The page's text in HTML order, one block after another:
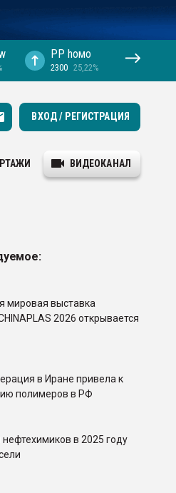
PP hомо
2300 25,22%
ВХОД / РЕГИСТРАЦИЯ
ВИДЕОКАНАЛ
мировая выставка
2026 открывается
в Иране привела к
полимеров в РФ
нефтехимиков в 2025 году